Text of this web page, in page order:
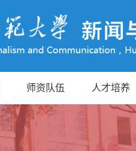
师资队伍 人才培养